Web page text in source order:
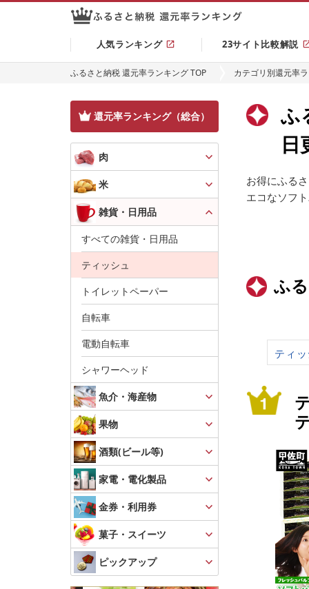
人気ランキング 23サイト比較解説
ふるさと納税 還元率ランキング TOP カテゴリ別還元率
還元率ランキング（総合）
肉
米
雑貨・日用品
すべての雑貨・日用品
ティッシュ
トイレットペーパー
自転車
電動自転車
シャワーヘッド
魚介・海産物
果物
酒類(ビール等)
家電・電化製品
金券・利用券
菓子・スイーツ
ピックアップ
ふ
日
お得にふる
エコなソフ
ふ
ティ